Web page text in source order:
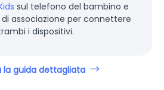
sul telefono del bambino e
associazione per connettere
i dispositivi.
la guida dettagliata